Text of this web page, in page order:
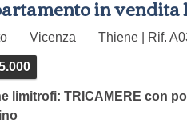
in vendita
Vicenza Thiene | Rif.
limitrofi: TRICAMERE con